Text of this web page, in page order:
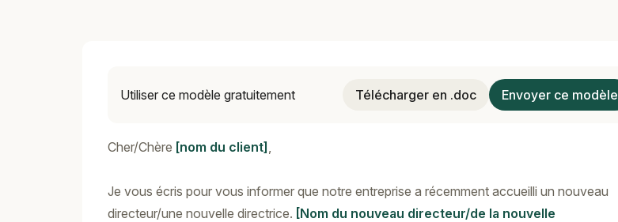
Utiliser ce modèle gratuitement Télécharger en .doc Envoyer ce modèle
Cher/Chère [nom du client] ,
Je vous écris pour vous informer que notre entreprise a récemment accueilli un nouveau
directeur/une nouvelle directrice. [Nom du nouveau directeur/de la nouvelle